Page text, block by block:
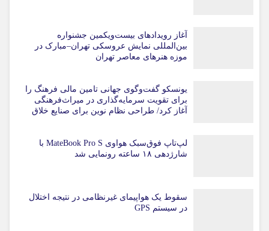
آغاز رویدادهای بیست‌ویکمین جشنواره
بین‌المللی نمایش عروسکی تهران–مبارک در
موزه هنرهای معاصر تهران
یونسکو گفت‌وگوی جهانی تامین مالی فرهنگ را
برای تقویت سرمایه‌گذاری در میراث‌فرهنگی
آغاز کرد/ طراحی نظام نوین برای صنایع خلاق
لپ‌تاپ فوق‌سبک هواوی MateBook Pro S با
شارژدهی ۱۸ ساعته رونمایی شد
سقوط یک هواپیمای غیرنظامی در نتیجه اختلال
در سیستم‌ GPS